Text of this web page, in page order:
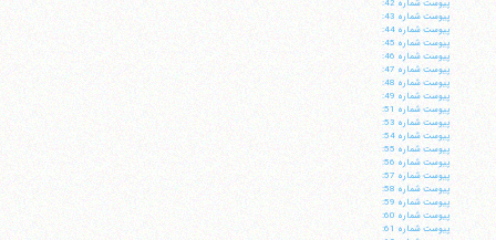
پيوست شماره 42:
پيوست شماره 43:
پيوست شماره 44:
پيوست شماره 45:
پيوست شماره 46:
پيوست شماره 47:
پيوست شماره 48:
پيوست شماره 49:
پيوست شماره 51:
پيوست شماره 53:
پيوست شماره 54:
پيوست شماره 55:
پيوست شماره 56:
پيوست شماره 57:
پيوست شماره 58:
پيوست شماره 59:
پيوست شماره 60:
پيوست شماره 61: